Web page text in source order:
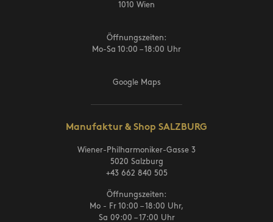
1010 Wien
Öffnungszeiten:
Mo-Sa 10:00 – 18:00 Uhr
Google Maps
Manufaktur & Shop SALZBURG
Wiener-Philharmoniker-Gasse 3
5020 Salzburg
+43 662 840 505
Öffnungszeiten:
Mo - Fr 10:00 – 18:00 Uhr,
Sa 09:00 – 17:00 Uhr